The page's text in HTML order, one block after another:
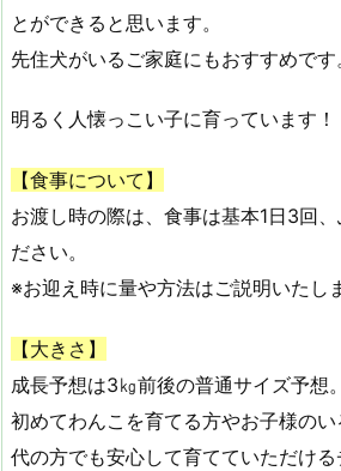
とができると思います。
先住犬がいるご家庭にもおすすめです
明るく人懐っこい子に育っています！
【食事について】
お渡し時の際は、食事は基本1日3回
ださい。
※お迎え時に量や方法はご説明いたし
【大きさ】
成長予想は3㎏前後の普通サイズ予想。
初めてわんこを育てる方やお子様の
代の方でも安心して育てていただける